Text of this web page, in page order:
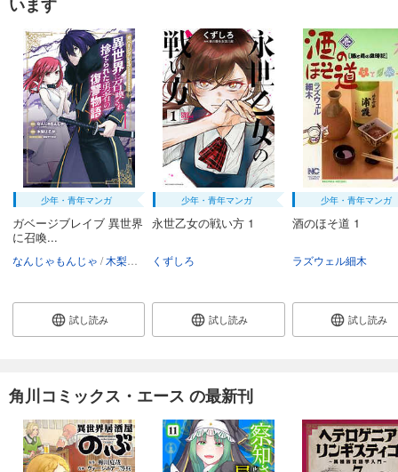
少年・青年マンガ
ガベージブレイブ 異世界
に召喚...
なんじゃもんじゃ 木梨はるか 珠梨やすゆき
試し読み
少年・青年マンガ
永世乙女の戦い方 1
くずしろ
試し読み
少年・青年マンガ
酒のほそ道 1
ラズウェル細木
試し読み
角川コミックス・エース の最新刊